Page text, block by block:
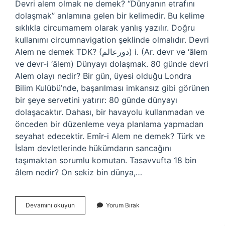
Devri alem olmak ne demek? “Dünyanın etrafını
dolaşmak” anlamına gelen bir kelimedir. Bu kelime
sıklıkla circumamem olarak yanlış yazılır. Doğru
kullanımı circumnavigation şeklinde olmalıdır. Devri
Alem ne demek TDK? (ﺩﻭﺭﻋﺎﻟﻢ) i. (Ar. devr ve ‘ālem
ve devr-i ‘ālem) Dünyayı dolaşmak. 80 günde devri
Alem olayı nedir? Bir gün, üyesi olduğu Londra
Bilim Kulübü’nde, başarılması imkansız gibi görünen
bir şeye servetini yatırır: 80 günde dünyayı
dolaşacaktır. Dahası, bir havayolu kullanmadan ve
önceden bir düzenleme veya planlama yapmadan
seyahat edecektir. Emîr-i Alem ne demek? Türk ve
İslam devletlerinde hükümdarın sancağını
taşımaktan sorumlu komutan. Tasavvufta 18 bin
âlem nedir? On sekiz bin dünya,…
Devamını okuyun
Alem
Yorum Bırak